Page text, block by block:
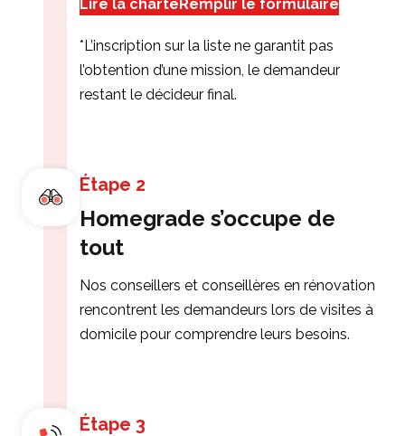
Lire la charteRemplir le formulaire
*L’inscription sur la liste ne garantit pas
l’obtention d’une mission, le demandeur
restant le décideur final.
Étape 2
Homegrade s’occupe de
tout
Nos conseillers et conseillères en rénovation
rencontrent les demandeurs lors de visites à
domicile pour comprendre leurs besoins.
Étape 3